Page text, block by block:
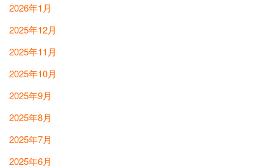
2026年1月
2025年12月
2025年11月
2025年10月
2025年9月
2025年8月
2025年7月
2025年6月